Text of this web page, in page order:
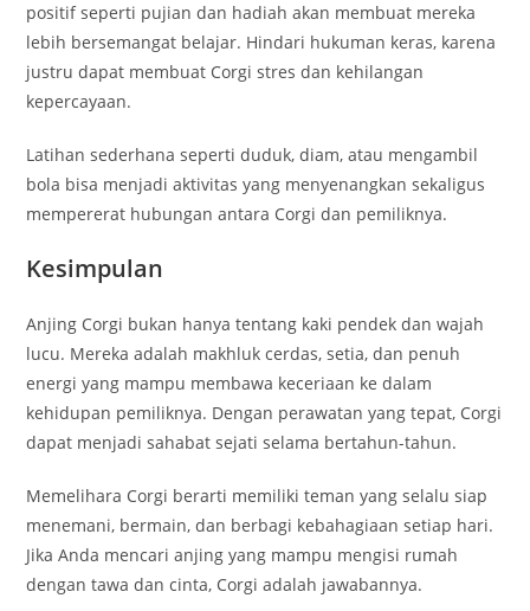
positif seperti pujian dan hadiah akan membuat mereka
lebih bersemangat belajar. Hindari hukuman keras, karena
justru dapat membuat Corgi stres dan kehilangan
kepercayaan.
Latihan sederhana seperti duduk, diam, atau mengambil
bola bisa menjadi aktivitas yang menyenangkan sekaligus
mempererat hubungan antara Corgi dan pemiliknya.
Kesimpulan
Anjing Corgi bukan hanya tentang kaki pendek dan wajah
lucu. Mereka adalah makhluk cerdas, setia, dan penuh
energi yang mampu membawa keceriaan ke dalam
kehidupan pemiliknya. Dengan perawatan yang tepat, Corgi
dapat menjadi sahabat sejati selama bertahun-tahun.
Memelihara Corgi berarti memiliki teman yang selalu siap
menemani, bermain, dan berbagi kebahagiaan setiap hari.
Jika Anda mencari anjing yang mampu mengisi rumah
dengan tawa dan cinta, Corgi adalah jawabannya.